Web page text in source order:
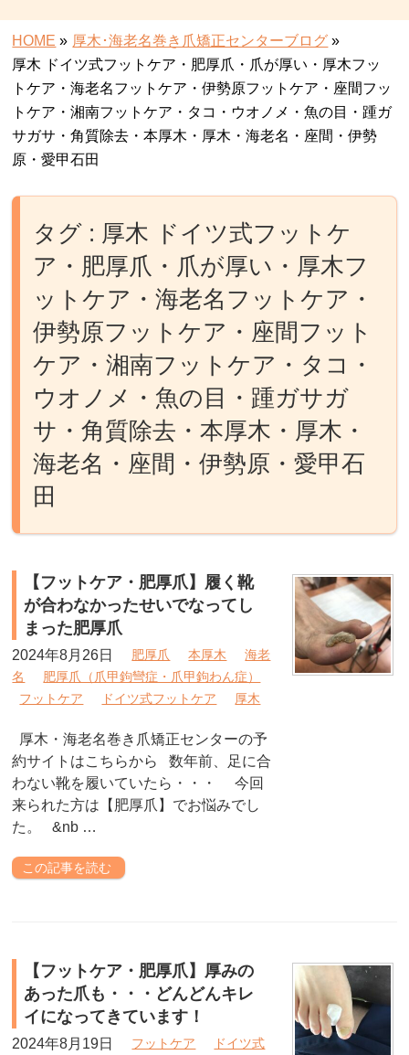
HOME » 厚木･海老名巻き爪矯正センターブログ »
厚木 ドイツ式フットケア・肥厚爪・爪が厚い・厚木フッ
トケア・海老名フットケア・伊勢原フットケア・座間フッ
トケア・湘南フットケア・タコ・ウオノメ・魚の目・踵ガ
サガサ・角質除去・本厚木・厚木・海老名・座間・伊勢
原・愛甲石田
タグ : 厚木 ドイツ式フットケ
ア・肥厚爪・爪が厚い・厚木フ
ットケア・海老名フットケア・
伊勢原フットケア・座間フット
ケア・湘南フットケア・タコ・
ウオノメ・魚の目・踵ガサガ
サ・角質除去・本厚木・厚木・
海老名・座間・伊勢原・愛甲石
田
【フットケア・肥厚爪】履く靴
が合わなかったせいでなってし
まった肥厚爪
2024年8月26日 肥厚爪 本厚木
海老
名
肥厚爪（爪甲鉤彎症・爪甲鉤わん症）
フットケア
ドイツ式フットケア 厚木
厚木・海老名巻き爪矯正センターの予
約サイトはこちらから 数年前、足に合
わない靴を履いていたら・・・ 今回
来られた方は【肥厚爪】でお悩みでし
た。 &nb …
この記事を読む
【フットケア・肥厚爪】厚みの
あった爪も・・・どんどんキレ
イになってきています！
2024年8月19日 フットケア
ドイツ式